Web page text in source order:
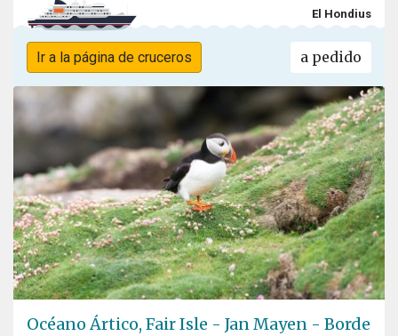
El Hondius
Ir a la página de cruceros a pedido
Océano Ártico, Fair Isle - Jan Mayen - Borde